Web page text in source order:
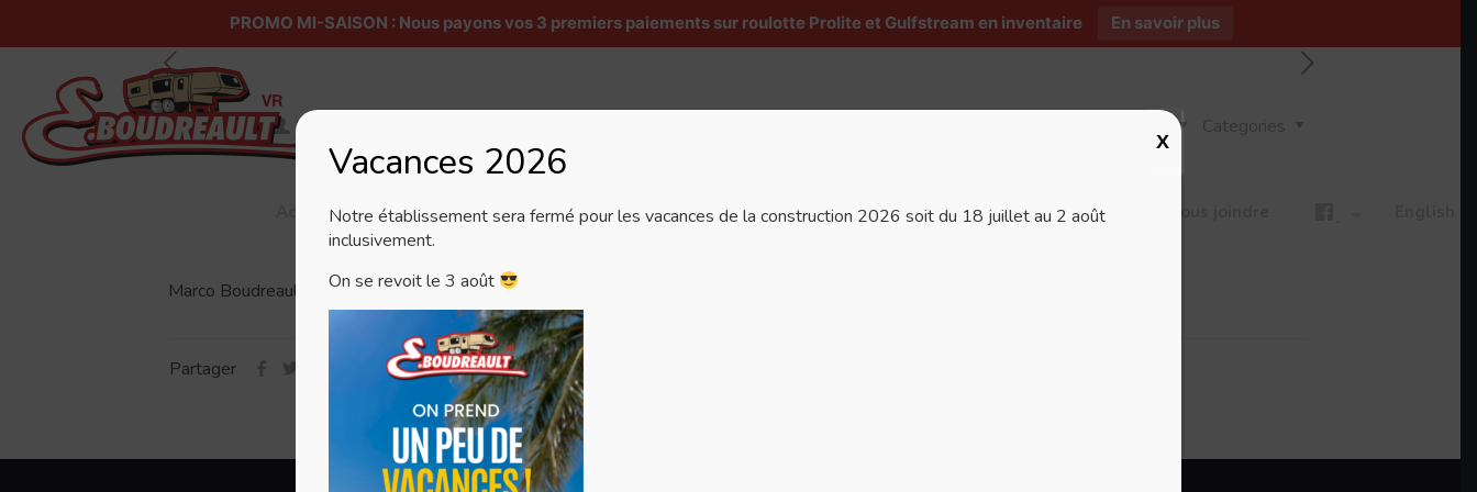
PROMO MI-SAISON : Nous payons vos 3 premiers paiements sur roulotte Prolite et Gulfstream en inventaire En savoir plus
Pour offrir les meilleures expériences, nous utilisons des technologies telles que les
Accueil À propos Véhicules récréatifs Services Pièces et accessoires Blogue
Published by Mélanie Godin
Marco Boudreault présente un produit contre la condensation sous le matelas.
Partager
Vacances 2026
Notre établissement sera fermé pour les vacances de la construction 2026 soit du 18 juillet au 2 août
inclusivement.
On se revoit le 3 août
X